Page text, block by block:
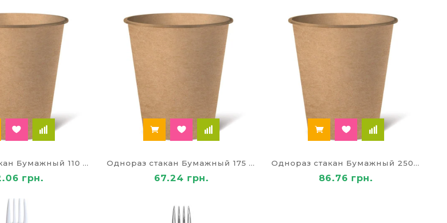
канцтоваров Палей всегда в наличии одноразовая посуда оптом (Киев).
Однораз стакан Бумажный 110 мл крафт
грн.
Однораз стакан Бумажный 175 мл крафт
67.24 грн.
Однораз стакан Бумажный 250 мл крафт
86.76 грн.